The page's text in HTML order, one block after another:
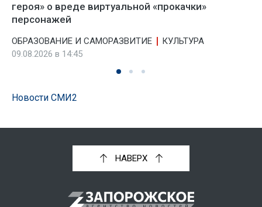
героя» о вреде виртуальной «прокачки»
персонажей
ОБРАЗОВАНИЕ И САМОРАЗВИТИЕ
КУЛЬТУРА
09.08.2026 в 14:45
Новости СМИ2
НАВЕРХ